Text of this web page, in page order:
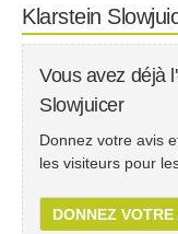
Klarstein
Vous avez déjà
Slowjuicer
Donnez votre avis
les visiteurs pour
DONNEZ VOTRE